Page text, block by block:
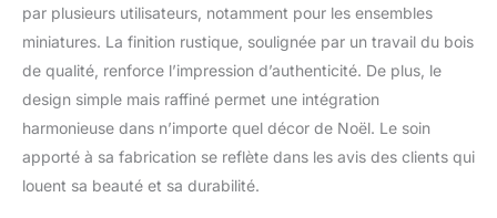
par plusieurs utilisateurs, notamment pour les ensembles
miniatures. La finition rustique, soulignée par un travail du bois
de qualité, renforce l’impression d’authenticité. De plus, le
design simple mais raffiné permet une intégration
harmonieuse dans n’importe quel décor de Noël. Le soin
apporté à sa fabrication se reflète dans les avis des clients qui
louent sa beauté et sa durabilité.